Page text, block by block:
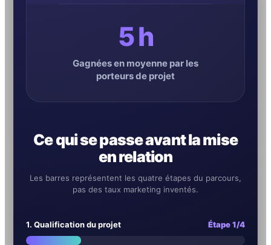
5 h
Gagnées en moyenne par les
porteurs de projet
Ce qui se passe avant la mise
en relation
Les barres représentent les quatre étapes du parcours,
pas des taux marketing inventés.
1. Qualification du projet Étape 1/4